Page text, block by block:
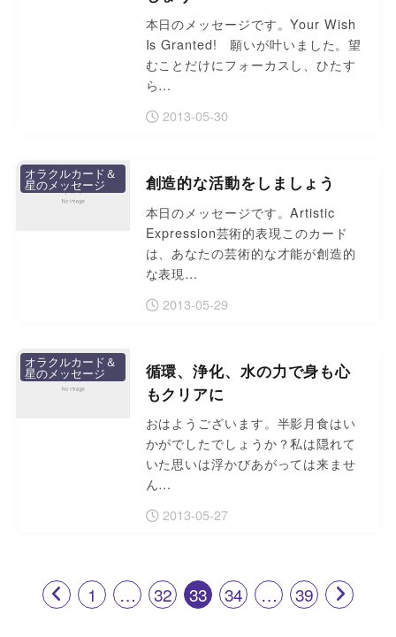
本日のメッセージです。Your Wish
Is Granted! 願いが叶いました。望
むことだけにフォーカスし、ひたす
ら…
2013-05-30
創造的な活動をしましょう
本日のメッセージです。Artistic
Expression芸術的表現このカード
は、あなたの芸術的な才能が創造的
な表現…
2013-05-29
オラクルカード＆
星のメッセージ
循環、浄化、水の力で身も心
もクリアに
おはようございます。半影月食はい
かがでしたでしょうか？私は隠れて
いた思いは浮かびあがっては来ませ
ん…
2013-05-27
オラクルカード＆
星のメッセージ
1 … 32 33 34 … 39